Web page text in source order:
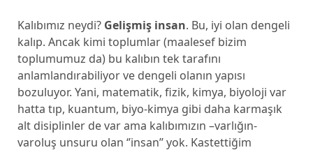
Kalıbımız neydi? Gelişmiş insan. Bu, iyi olan dengeli
kalıp. Ancak kimi toplumlar (maalesef bizim
toplumumuz da) bu kalıbın tek tarafını
anlamlandırabiliyor ve dengeli olanın yapısı
bozuluyor. Yani, matematik, fizik, kimya, biyoloji var
hatta tıp, kuantum, biyo-kimya gibi daha karmaşık
alt disiplinler de var ama kalıbımızın –varlığın-
varoluş unsuru olan ‘’insan’’ yok. Kastettiğim